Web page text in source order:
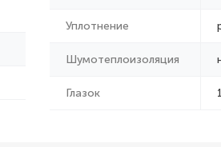
Уплотнение
Шумотеплоизоляция
Глазок